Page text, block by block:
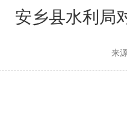
安乡县水利局
来